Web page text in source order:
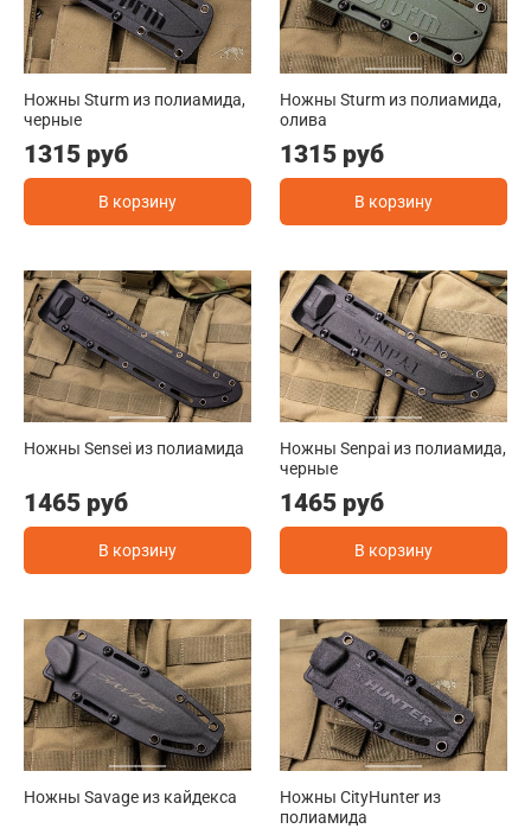
Ножны Sturm из полиамида,
черные
1315 руб
В корзину
Ножны Sturm из полиамида,
олива
1315 руб
В корзину
Ножны Sensei из полиамида
1465 руб
В корзину
Ножны Senpai из полиамида,
черные
1465 руб
В корзину
Ножны Savage из кайдекса
Ножны CityHunter из
полиамида